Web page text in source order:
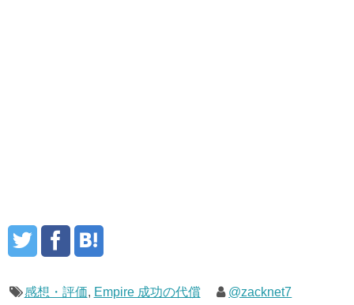
感想・評価, Empire 成功の代償 @zacknet7